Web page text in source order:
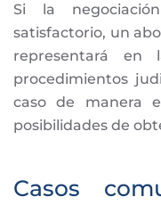
Si la
satisfactorio, un
representará en
procedimientos
caso de manera
posibilidades de
Casos